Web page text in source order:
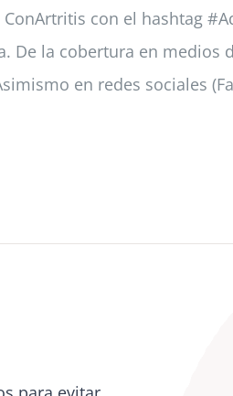
con el hashtag
la cobertura en medios
en redes sociales